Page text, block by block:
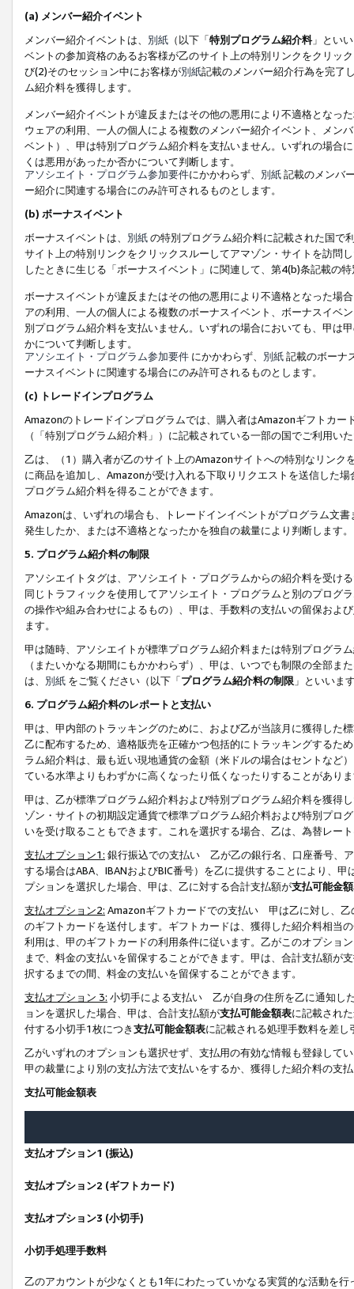
(a) メンバー紹介イベント
メンバー紹介イベントは、 別紙 （以下「特別プログラム紹介料」とい
ベントの参加資格のあるお客様が乙のサイト上の特別リンクをクリッ
び(2)そのセッション中にお客様が別紙記載のメンバー紹介行為を完了
ム紹介料を獲得します。
メンバー紹介イベントが違反またはその他の悪用により不適格となっ
ウェアの利用、一人の個人による複数のメンバー紹介イベント、メン
ベント）、甲は特別プログラム紹介料を支払いません。いずれの場合
くは悪用があったか否かについて判断します。
アソシエイト・プログラム参加要件にかかわらず、 別紙記載のメンバ
ー紹介に関連する場合にのみ許可されるものとします。
(b) ボーナスイベント
ボーナスイベントは、 別紙の特別プログラム紹介料に記載された国で
サイト上の特別リンクをクリックスルーしてアマゾン・サイトを訪問
したときに生じる「ボーナスイベント」に関連して、第4(b)条記載の
ボーナスイベントが違反またはその他の悪用により不適格となった場
アの利用、一人の個人による複数のボーナスイベント、ボーナスイベ
別プログラム紹介料を支払いません。いずれの場合においても、甲は
かについて判断します。
アソシエイト・プログラム参加要件 にかかわらず、 別紙記載のボーナ
ーナスイベントに関連する場合にのみ許可されるものとします。
(c) トレードインプログラム
Amazonのトレードインプログラムでは、購入者はAmazonギフトカ
（「特別プログラム紹介料」）に記載されている一部の国でご利用い
乙は、（1）購入者が乙のサイト上のAmazonサイトへの特別なリン
に商品を追加し、Amazonが受け入れる下取りリクエストを送信した
プログラム紹介料を得ることができます。
Amazonは、いずれの場合も、トレードインイベントがプログラム文
発生したか、または不適格となったかを独自の裁量により判断します。
5. プログラム紹介料の制限
アソシエイトタグは、アソシエイト・プログラムからの紹介料を受け
同じトラフィックを使用してアソシエイト・プログラムと別のプログ
の操作や組み合わせによるもの）、甲は、手数料の支払いの留保およ
ます。
甲は随時、アソシエイトが標準プログラム紹介料または特別プログラ
（またいかなる期間にもかかわらず）、甲は、いつでも制限の全部
は、 別紙 をご覧ください（以下「プログラム紹介料の制限 」といいま
6. プログラム紹介料のレポートと支払い
甲は、甲内部のトラッキングのために、および乙が当該月に獲得した
乙に配布するため、適格販売を正確かつ包括的にトラッキングするた
ラム紹介料は、最も近い現地通貨の金額（米ドルの場合はセントなど
ている水準よりもわずかに高くなったり低くなったりすることがあり
甲は、乙が標準プログラム紹介料および特別プログラム紹介料を獲得
ゾン・サイトの初期設定通貨で標準プログラム紹介料および特別プロ
いを受け取ることもできます。これを選択する場合、乙は、為替レー
支払オプション1: 銀行振込での支払い 乙が乙の銀行名、口座番号、
する場合はABA、IBANおよびBIC番号）を乙に提供することにより、
プションを選択した場合、甲は、乙に対する合計支払額が支払可能金
支払オプション2: Amazonギフトカードでの支払い 甲は乙に対し、乙
のギフトカードを送付します。ギフトカードは、獲得した紹介料相当
利用は、甲のギフトカードの利用条件に従います。乙がこのオプショ
まで、料金の支払いを留保することができます。甲は、合計支払額が
択するまでの間、料金の支払いを留保することができます。
支払オプション 3: 小切手による支払い 乙が自身の住所を乙に通知し
ョンを選択した場合、甲は、合計支払額が支払可能金額表に記載され
付する小切手1枚につき支払可能金額表に記載される処理手数料を差し
乙がいずれのオプションも選択せず、支払用の有効な情報も登録して
甲の裁量により別の支払方法で支払いをするか、獲得した紹介料の支
支払可能金額表
支払オプション1 (振込)
支払オプション2 (ギフトカード)
支払オプション3 (小切手)
小切手処理手数料
乙のアカウントが少なくとも1年にわたっていかなる実質的な活動を